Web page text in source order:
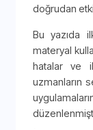
doğrudan
Bu yazıda
materyal
hatalar ve
uzmanların